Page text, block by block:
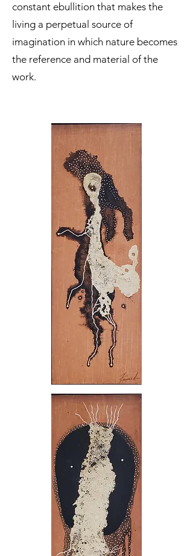
constant ebullition that makes the
living a perpetual source of
imagination in which nature becomes
the reference and material of the
work.